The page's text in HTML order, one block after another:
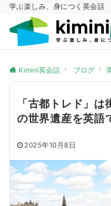
学ぶ楽しみ、身につく英会話
Kimini英会話 ブログ
「古都トレド」
の世界遺産を英語
2025年10月8日